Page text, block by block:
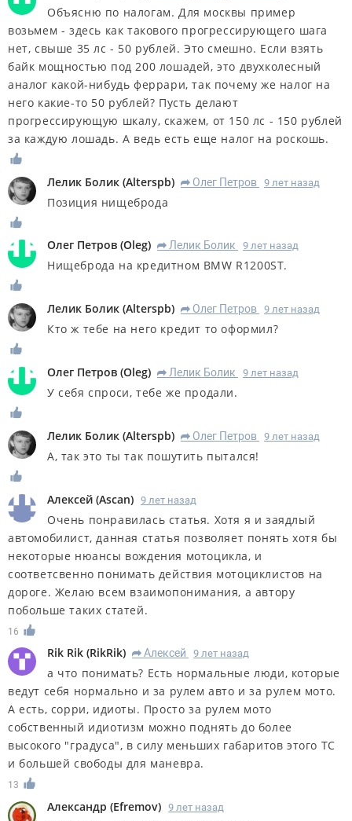
Объясню по налогам. Для москвы пример
возьмем - здесь как такового прогрессирующего шага
нет, свыше 35 лс - 50 рублей. Это смешно. Если взять
байк мощностью под 200 лошадей, это двухколесный
аналог какой-нибудь феррари, так почему же налог на
него какие-то 50 рублей? Пусть делают
прогрессирующую шкалу, скажем, от 150 лс - 150 рублей
за каждую лошадь. А ведь есть еще налог на роскошь.
Лелик Болик (Alterspb) R Олег Петров 9 лет назад
Позиция нищеброда
Олег Петров (Oleg) R Лелик Болик 9 лет назад
Нищеброда на кредитном BMW R1200ST.
Лелик Болик (Alterspb) R Олег Петров 9 лет назад
Кто ж тебе на него кредит то оформил?
Олег Петров (Oleg) R Лелик Болик 9 лет назад
У себя спроси, тебе же продали.
Лелик Болик (Alterspb) R Олег Петров 9 лет назад
А, так это ты так пошутить пытался!
Алексей (Ascan) 9 лет назад
Очень понравилась статья. Хотя я и заядлый
автомобилист, данная статья позволяет понять хотя бы
некоторые нюансы вождения мотоцикла, и
соответсвенно понимать действия мотоциклистов на
дороге. Желаю всем взаимопонимания, а автору
побольше таких статей.
16
Rik Rik (RikRik) R Алексей 9 лет назад
а что понимать? Есть нормальные люди, которые
ведут себя нормально и за рулем авто и за рулем мото.
А есть, сорри, идиоты. Просто за рулем мото
собственный идиотизм можно поднять до более
высокого "градуса", в силу меньших габаритов этого ТС
и большей свободы для маневра.
13
Александр (Efremov) 9 лет назад